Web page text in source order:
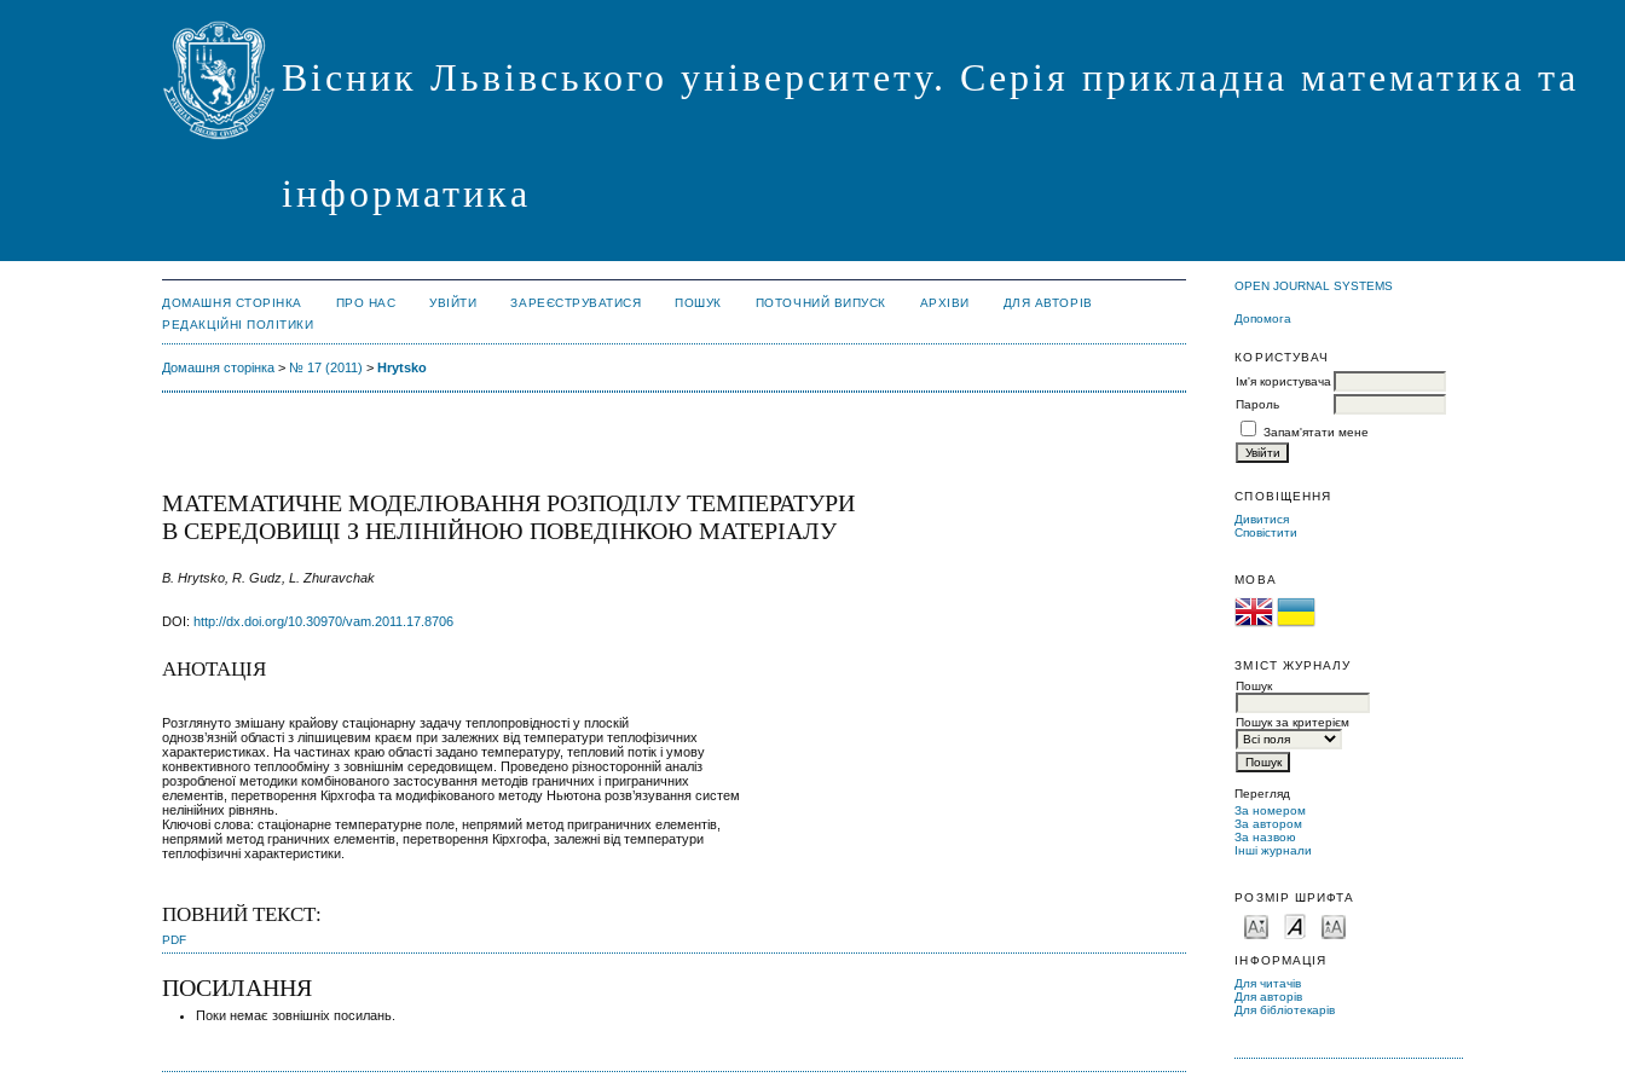
Вісник Львівського університету. Серія прикладна математика та
інформатика
OPEN JOURNAL SYSTEMS
Допомога
КОРИСТУВАЧ
Ім'я користувача
Пароль
Запам'ятати мене
СПОВІЩЕННЯ
Дивитися
Сповістити
МОВА
ЗМІСТ ЖУРНАЛУ
Пошук
Пошук за критерієм
Перегляд
За номером
За автором
За назвою
Інші журнали
РОЗМІР ШРИФТА
ІНФОРМАЦІЯ
Для читачів
Для авторів
Для бібліотекарів
ДОМАШНЯ СТОРІНКА ПРО НАС УВІЙТИ ЗАРЕЄСТРУВАТИСЯ ПОШУК ПОТОЧНИЙ ВИПУСК АРХІВИ
ДЛЯ АВТОРІВ
РЕДАКЦІЙНІ ПОЛІТИКИ
Домашня сторінка > № 17 (2011) >Hrytsko
МАТЕМАТИЧНЕ МОДЕЛЮВАННЯ РОЗПОДІЛУ ТЕМПЕРАТУРИ
В СЕРЕДОВИЩІ З НЕЛІНІЙНОЮ ПОВЕДІНКОЮ МАТЕРІАЛУ
B. Hrytsko, R. Gudz, L. Zhuravchak
DOI:http://dx.doi.org/10.30970/vam.2011.17.8706
АНОТАЦІЯ
Розглянуто змішану крайову стаціонарну задачу теплопровідності у плоскій
однозв’язній області з ліпшицевим краєм при залежних від температури теплофізичних
характеристиках. На частинах краю області задано температуру, тепловий потік і умову
конвективного теплообміну з зовнішнім середовищем. Проведено різносторонній аналіз
розробленої методики комбінованого застосування методів граничних і приграничних
елементів, перетворення Кірхгофа та модифікованого методу Ньютона розв’язування систем
нелінійних рівнянь.
Ключові слова: стаціонарне температурне поле, непрямий метод приграничних елементів,
непрямий метод граничних елементів, перетворення Кірхгофа, залежні від температури
теплофізичні характеристики.
ПОВНИЙ ТЕКСТ:
PDF
ПОСИЛАННЯ
Поки немає зовнішніх посилань.